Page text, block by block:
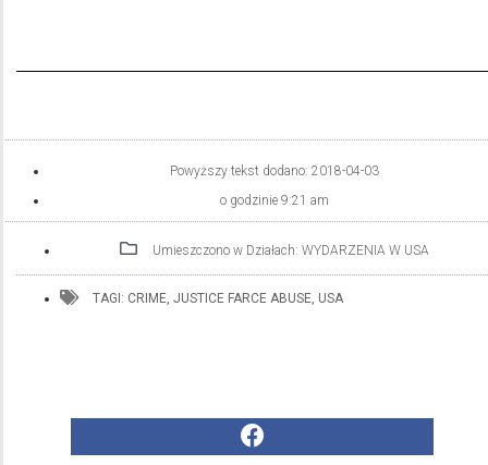
Powyższy tekst dodano: 2018-04-03
o godzinie 9:21 am
Umieszczono w Działach: WYDARZENIA W USA
TAGI: CRIME, JUSTICE FARCE ABUSE, USA